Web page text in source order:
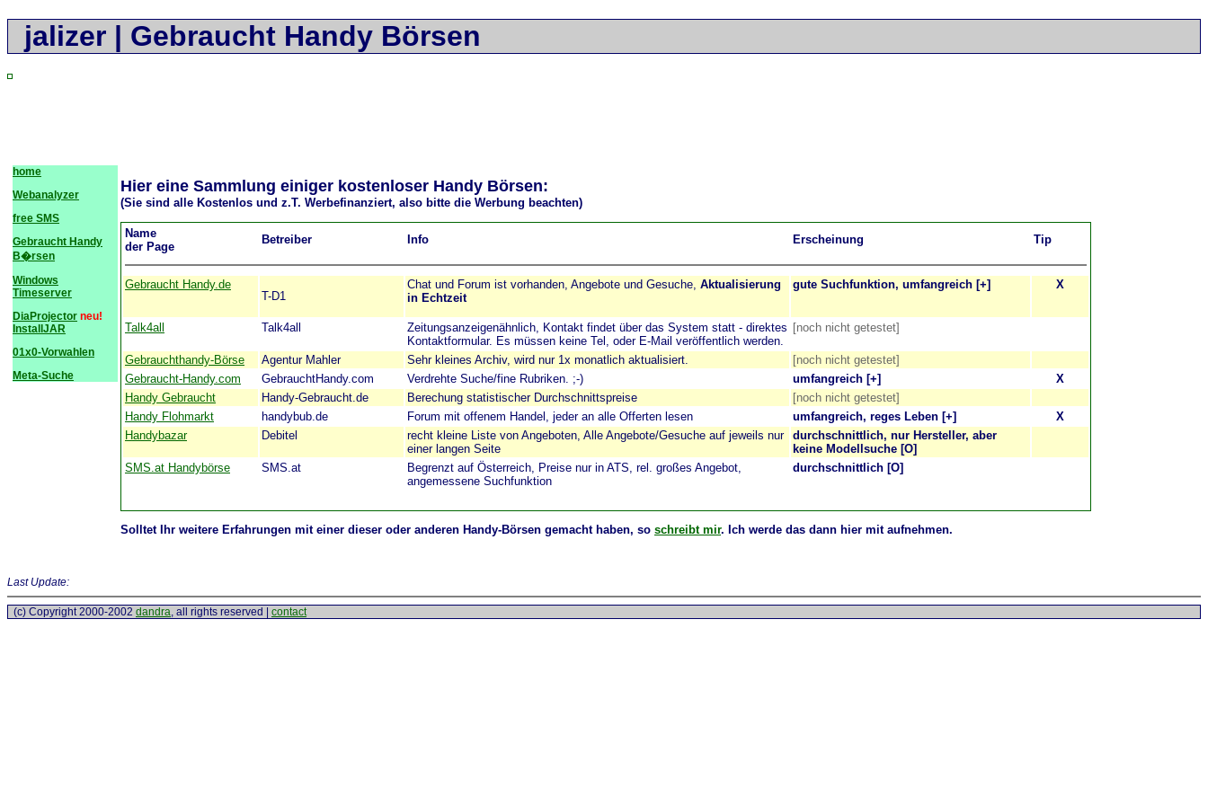
jalizer | Gebraucht Handy Börsen
home
Webanalyzer
free SMS
Gebraucht Handy
B�rsen
Windows
Timeserver
DiaProjector neu!
InstallJAR
01x0-Vorwahlen
Meta-Suche
Hier eine Sammlung einiger kostenloser Handy Börsen:
(Sie sind alle Kostenlos und z.T. Werbefinanziert, also bitte die Werbung beachten)
Name
der Page
Betreiber Info Erscheinung Tip
Gebraucht Handy.de
T-D1
Chat und Forum ist vorhanden, Angebote und Gesuche, Aktualisierung
in Echtzeit
gute Suchfunktion, umfangreich [+] X
Talk4all Talk4all
Zeitungsanzeigenähnlich, Kontakt findet über das System statt - direktes
Kontaktformular. Es müssen keine Tel, oder E-Mail veröffentlich werden.
[noch nicht getestet]
Gebrauchthandy-Börse Agentur Mahler Sehr kleines Archiv, wird nur 1x monatlich aktualisiert.
[noch nicht getestet]
Gebraucht-Handy.com
GebrauchtHandy.com Verdrehte Suche/fine Rubriken. ;-) umfangreich [+]
X
Handy Gebraucht
Handy-Gebraucht.de Berechung statistischer Durchschnittspreise
[noch nicht getestet]
Handy Flohmarkt
handybub.de Forum mit offenem Handel, jeder an alle Offerten lesen umfangreich, reges Leben [+]
X
Handybazar
Debitel
recht kleine Liste von Angeboten, Alle Angebote/Gesuche auf jeweils nur
einer langen Seite
durchschnittlich, nur Hersteller, aber
keine Modellsuche [O]
SMS.at Handybörse
SMS.at
Begrenzt auf Österreich, Preise nur in ATS, rel. großes Angebot,
angemessene Suchfunktion
durchschnittlich [O]
Solltet Ihr weitere Erfahrungen mit einer dieser oder anderen Handy-Börsen gemacht haben, so schreibt mir. Ich werde das dann hier mit aufnehmen.
Last Update:
(c) Copyright 2000-2002 dandra, all rights reserved | contact